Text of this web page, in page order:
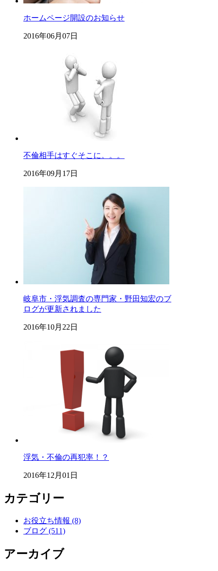
ホームページ開設のお知らせ
2016年06月07日
不倫相手はすぐそこに。。。
2016年09月17日
岐阜市・浮気調査の専門家・野田知宏のブ
ログが更新されました
2016年10月22日
浮気・不倫の再犯率！？
2016年12月01日
カテゴリー
お役立ち情報 (8)
ブログ (511)
アーカイブ